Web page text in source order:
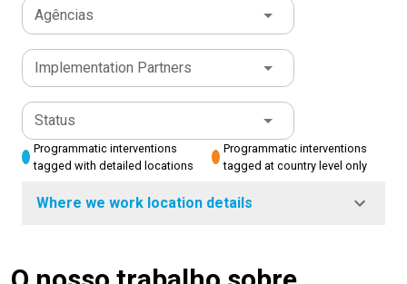
Agências
Implementation Partners
Status
Programmatic interventions
tagged with detailed locations
Programmatic interventions
tagged at country level only
Where we work location details